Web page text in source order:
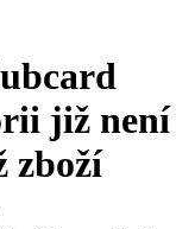
již není
zboží